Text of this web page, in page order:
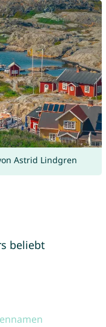
Astrid Lindgren
beliebt